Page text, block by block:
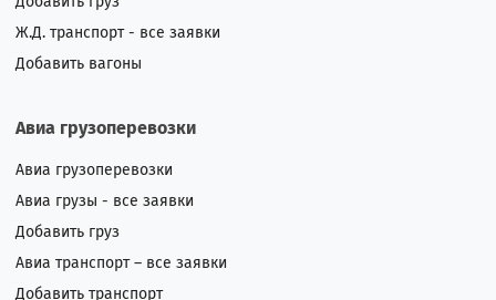
Ж.Д. транспорт - все заявки
Добавить вагоны
Авиа грузоперевозки
Авиа грузоперевозки
Авиа грузы - все заявки
Добавить груз
Авиа транспорт – все заявки
Добавить транспорт